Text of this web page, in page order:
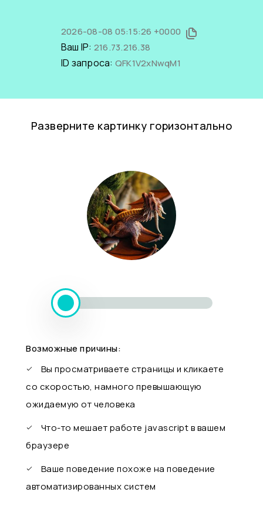
2026-08-08 05:15:26 +0000
Ваш IP: 216.73.216.38
ID запроса: QFK1V2xNwqM1
Разверните картинку горизонтально
Возможные причины:
Вы просматриваете страницы и кликаете
со скоростью, намного превышающую
ожидаемую от человека
Что-то мешает работе javascript в вашем
браузере
Ваше поведение похоже на поведение
автоматизированных систем